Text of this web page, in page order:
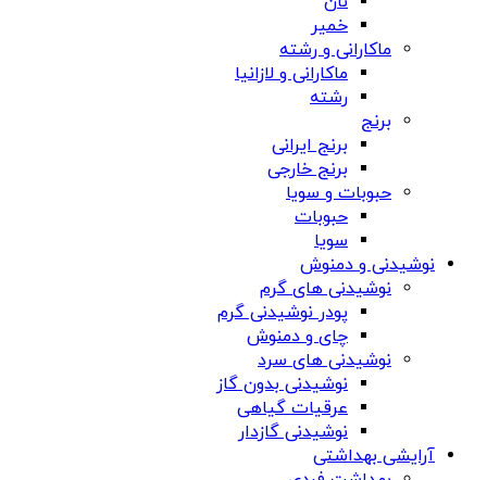
خمیر
ماکارانی و رشته
ماکارانی و لازانیا
رشته
برنج
برنج ایرانی
برنج خارجی
حبوبات و سویا
حبوبات
سویا
نوشیدنی و دمنوش
نوشیدنی های گرم
پودر نوشیدنی گرم
چای و دمنوش
نوشیدنی های سرد
نوشیدنی بدون گاز
عرقیات گیاهی
نوشیدنی گازدار
آرایشی بهداشتی